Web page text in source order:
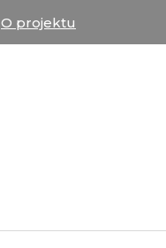
O projektu